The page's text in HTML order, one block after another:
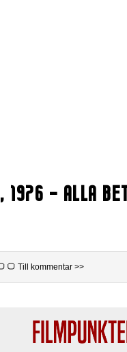
, 1976 - ALLA
Till kommentar >>